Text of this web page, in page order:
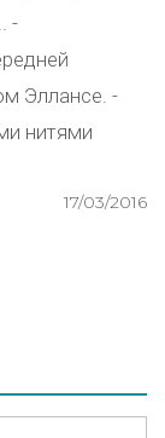
-
Эллансе. -
нитями
17/03/2016